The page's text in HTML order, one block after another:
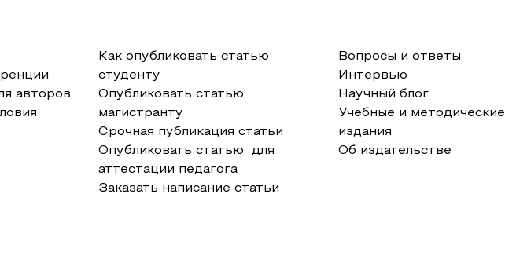
авторов
Как опубликовать статью
студенту
Опубликовать статью
магистранту
Срочная публикация статьи
Опубликовать статью для
аттестации педагога
Заказать написание статьи
Вопросы и ответы
Интервью
Научный блог
Учебные и методические
издания
Об издательстве